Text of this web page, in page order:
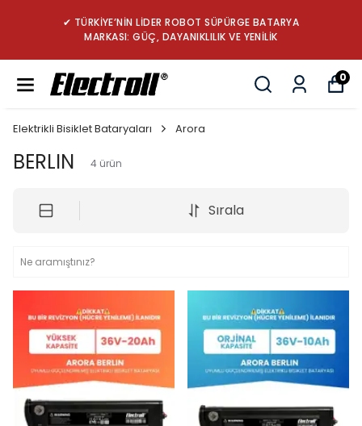
✔ TÜRKİYE’NİN LİDER ROBOT SÜPÜRGE BATARYA
MARKASI: GÜÇ, DAYANIKLILIK VE YENİLİK
0
Elektrikli Bisiklet Bataryaları Arora
BERLIN 4 ürün
Sırala